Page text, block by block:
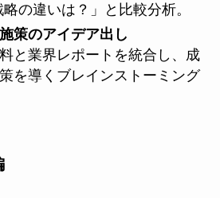
略の違いは？」と比較分析。
策のアイデア出し
と業界レポートを統合し、成
を導くブレインストーミング